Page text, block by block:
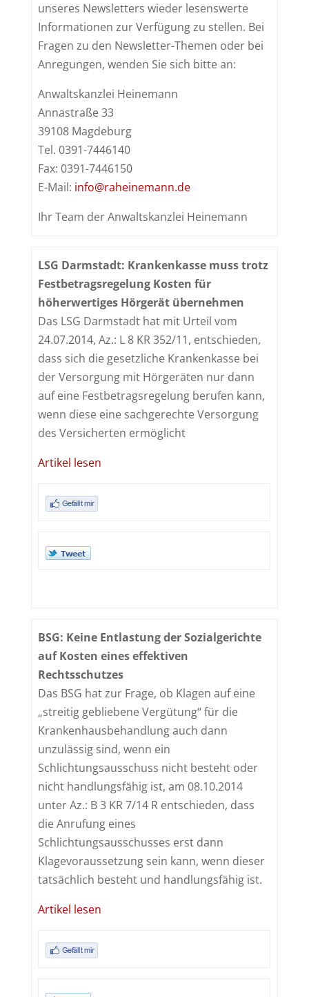
unseres Newsletters wieder lesenswerte
Informationen zur Verfügung zu stellen. Bei
Fragen zu den Newsletter-Themen oder bei
Anregungen, wenden Sie sich bitte an:
Anwaltskanzlei Heinemann
Annastraße 33
39108 Magdeburg
Tel. 0391-7446140
Fax: 0391-7446150
E-Mail: info@raheinemann.de
Ihr Team der Anwaltskanzlei Heinemann
LSG Darmstadt: Krankenkasse muss trotz
Festbetragsregelung Kosten für
höherwertiges Hörgerät übernehmen
Das LSG Darmstadt hat mit Urteil vom
24.07.2014, Az.: L 8 KR 352/11, entschieden,
dass sich die gesetzliche Krankenkasse bei
der Versorgung mit Hörgeräten nur dann
auf eine Festbetragsregelung berufen kann,
wenn diese eine sachgerechte Versorgung
des Versicherten ermöglicht
Artikel lesen
BSG: Keine Entlastung der Sozialgerichte
auf Kosten eines effektiven
Rechtsschutzes
Das BSG hat zur Frage, ob Klagen auf eine
„streitig gebliebene Vergütung“ für die
Krankenhausbehandlung auch dann
unzulässig sind, wenn ein
Schlichtungsausschuss nicht besteht oder
nicht handlungsfähig ist, am 08.10.2014
unter Az.: B 3 KR 7/14 R entschieden, dass
die Anrufung eines
Schlichtungsausschusses erst dann
Klagevoraussetzung sein kann, wenn dieser
tatsächlich besteht und handlungsfähig ist.
Artikel lesen